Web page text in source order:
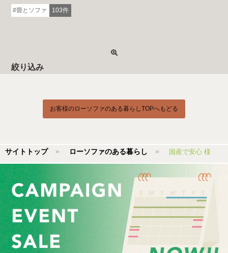
畳とソファ 103件
絞り込み
お客様のローソファのある暮らしTOPへもどる
サイトトップ ローソファのある暮らし 国産で安心 様